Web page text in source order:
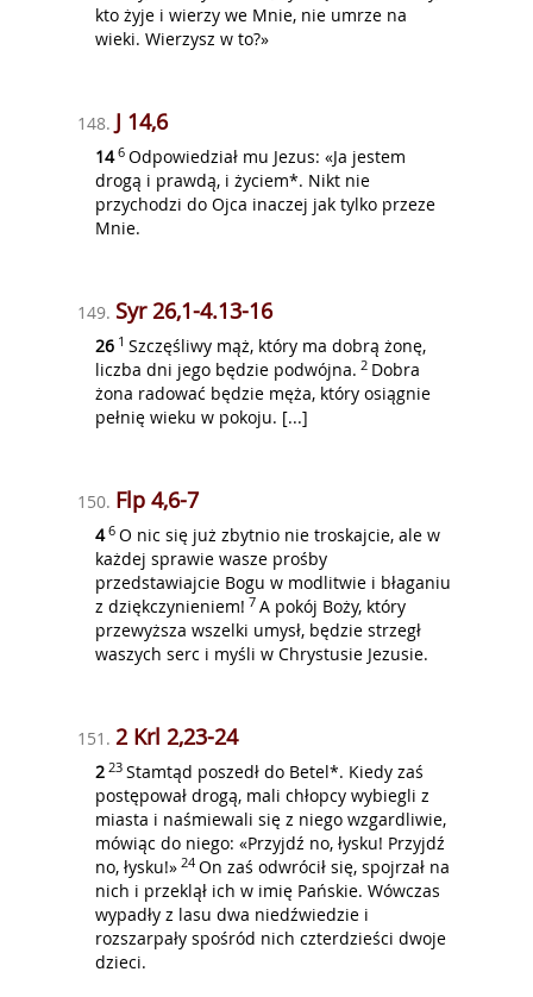
kto żyje i wierzy we Mnie, nie umrze na
wieki. Wierzysz w to?»
148. J 14,6
14 6 Odpowiedział mu Jezus: «Ja jestem
drogą i prawdą, i życiem*. Nikt nie
przychodzi do Ojca inaczej jak tylko przeze
Mnie.
149. Syr 26,1-4.13-16
26 1 Szczęśliwy mąż, który ma dobrą żonę,
liczba dni jego będzie podwójna. 2 Dobra
żona radować będzie męża, który osiągnie
pełnię wieku w pokoju. [...]
150. Flp 4,6-7
4 6 O nic się już zbytnio nie troskajcie, ale w
każdej sprawie wasze prośby
przedstawiajcie Bogu w modlitwie i błaganiu
z dziękczynieniem! 7 A pokój Boży, który
przewyższa wszelki umysł, będzie strzegł
waszych serc i myśli w Chrystusie Jezusie.
151. 2 Krl 2,23-24
2 23 Stamtąd poszedł do Betel*. Kiedy zaś
postępował drogą, mali chłopcy wybiegli z
miasta i naśmiewali się z niego wzgardliwie,
mówiąc do niego: «Przyjdź no, łysku! Przyjdź
no, łysku!» 24 On zaś odwrócił się, spojrzał na
nich i przeklął ich w imię Pańskie. Wówczas
wypadły z lasu dwa niedźwiedzie i
rozszarpały spośród nich czterdzieści dwoje
dzieci.